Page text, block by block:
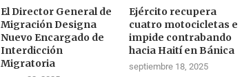
El Director General de
Migración Designa
Nuevo Encargado de
Interdicción
Migratoria
Ejército recupera
cuatro motocicletas e
impide contrabando
hacia Haití en Bánica
septiembre 18, 2025